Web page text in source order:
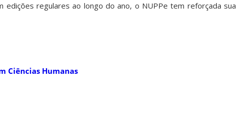
edições regulares ao longo do ano, o NUPPe tem reforçada sua
Ciências Humanas